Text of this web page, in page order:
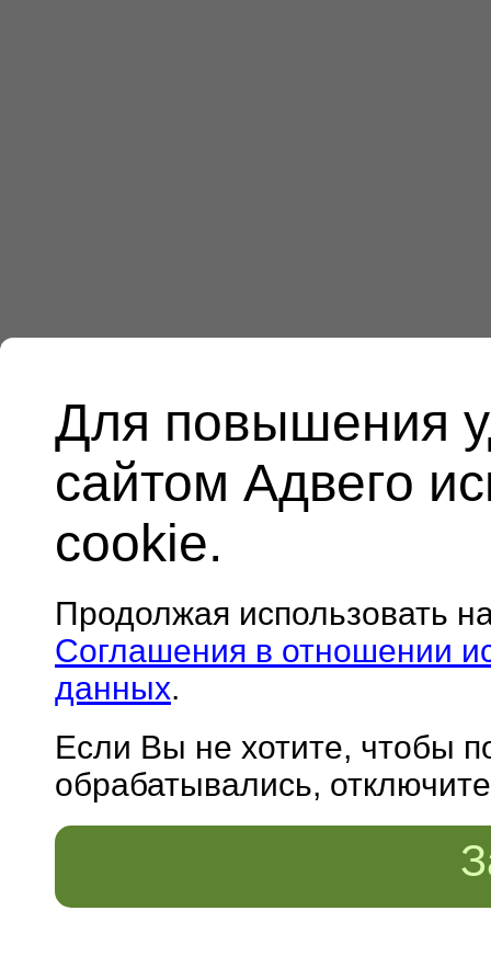
Для повышения
сайтом Адвего
cookie.
Продолжая использовать
Соглашения в отношении
данных.
Если Вы не хотите, чтобы
обрабатывались,